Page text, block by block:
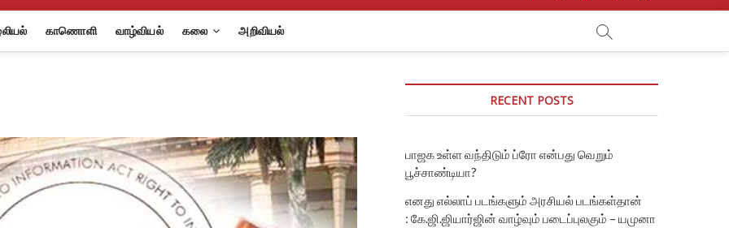
காணொளி வாழ்வியல் கலை அறிவியல்
RECENT POSTS
பாஜக உள்ள வந்திடும் ப்ரோ என்பது வெறும்
பூச்சாண்டியா?
எனது எல்லாப் படங்களும் அரசியல் படங்கள்தான்
: கே.ஜி.ஜியார்ஜின் வாழ்வும் படைப்புலகும் – யமுனா